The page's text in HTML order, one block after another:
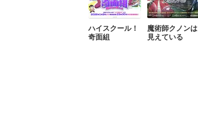
ハイスクール！
奇面組
魔術師クノンは
見えている